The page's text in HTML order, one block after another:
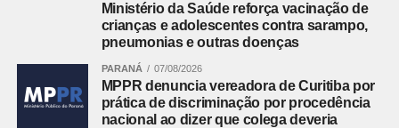
Ministério da Saúde reforça vacinação de
crianças e adolescentes contra sarampo,
pneumonias e outras doenças
PARANÁ 07/08/2026
MPPR denuncia vereadora de Curitiba por
prática de discriminação por procedência
nacional ao dizer que colega deveria